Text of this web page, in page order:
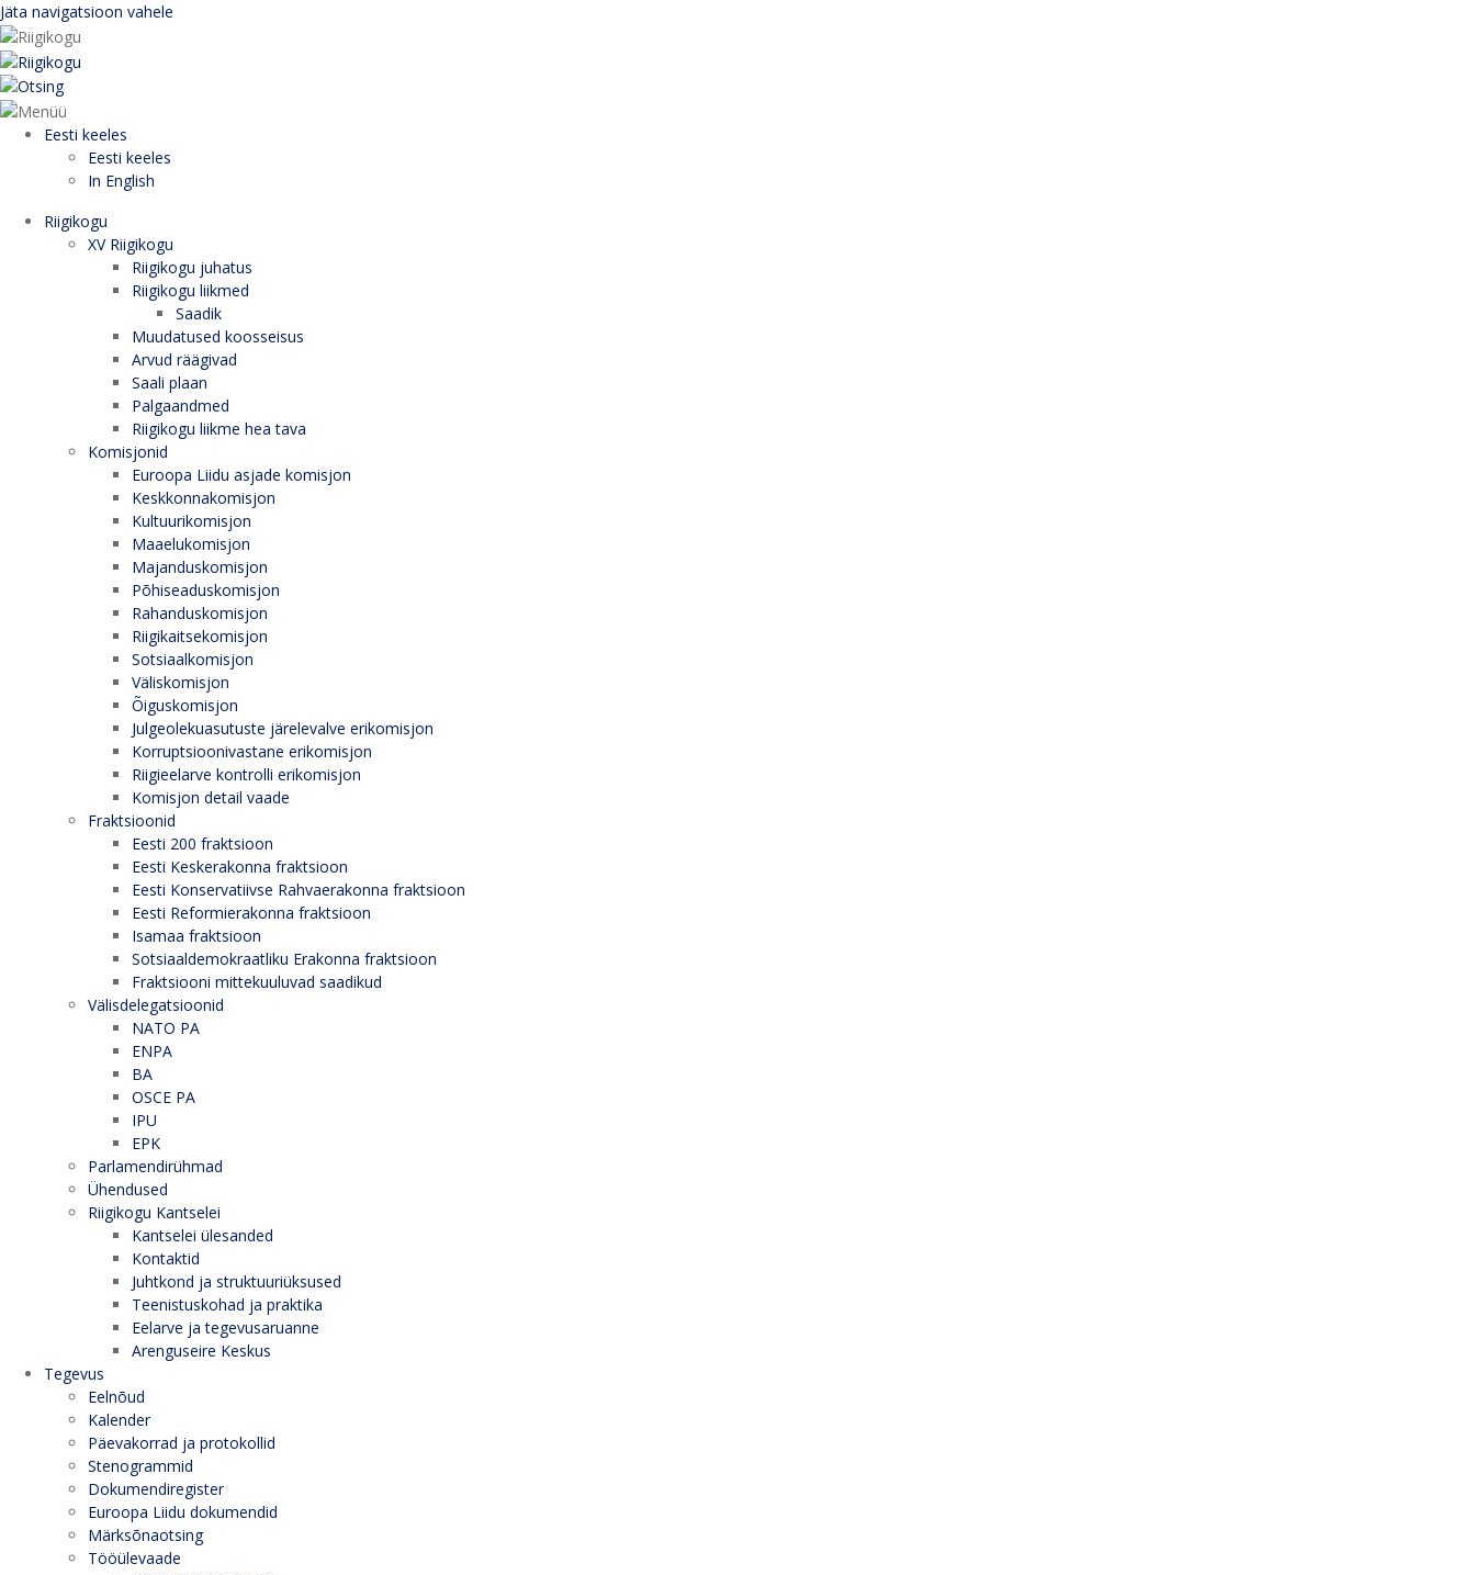
Jäta navigatsioon vahele
Eesti keeles
Eesti keeles
In English
Riigikogu
XV Riigikogu
Riigikogu juhatus
Riigikogu liikmed
Saadik
Muudatused koosseisus
Arvud räägivad
Saali plaan
Palgaandmed
Riigikogu liikme hea tava
Komisjonid
Euroopa Liidu asjade komisjon
Keskkonnakomisjon
Kultuurikomisjon
Maaelukomisjon
Majanduskomisjon
Põhiseaduskomisjon
Rahanduskomisjon
Riigikaitsekomisjon
Sotsiaalkomisjon
Väliskomisjon
Õiguskomisjon
Julgeolekuasutuste järelevalve erikomisjon
Korruptsioonivastane erikomisjon
Riigieelarve kontrolli erikomisjon
Komisjon detail vaade
Fraktsioonid
Eesti 200 fraktsioon
Eesti Keskerakonna fraktsioon
Eesti Konservatiivse Rahvaerakonna fraktsioon
Eesti Reformierakonna fraktsioon
Isamaa fraktsioon
Sotsiaaldemokraatliku Erakonna fraktsioon
Fraktsiooni mittekuuluvad saadikud
Välisdelegatsioonid
NATO PA
ENPA
BA
OSCE PA
IPU
EPK
Parlamendirühmad
Ühendused
Riigikogu Kantselei
Kantselei ülesanded
Kontaktid
Juhtkond ja struktuuriüksused
Teenistuskohad ja praktika
Eelarve ja tegevusaruanne
Arenguseire Keskus
Tegevus
Eelnõud
Kalender
Päevakorrad ja protokollid
Stenogrammid
Dokumendiregister
Euroopa Liidu dokumendid
Märksõnaotsing
Tööülevaade